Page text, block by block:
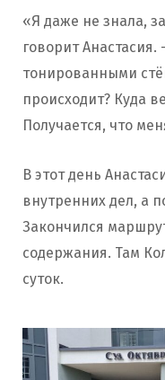
«Я даже не знала,
говорит
тонированными
происходит? Куда
Получается, что
В этот день
внутренних дел, а
Закончился
содержания. Там
суток.